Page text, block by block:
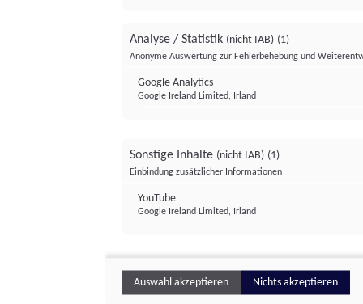
Analyse / Statistik (nicht IAB) (1)
Anonyme Auswertung zur Fehlerbehebung und
Google Analytics
Google Ireland Limited, Irland
Sonstige Inhalte (nicht IAB) (1)
Einbindung zusätzlicher Informationen
YouTube
Google Ireland Limited, Irland
Auswahl akzeptieren Nichts akzeptieren